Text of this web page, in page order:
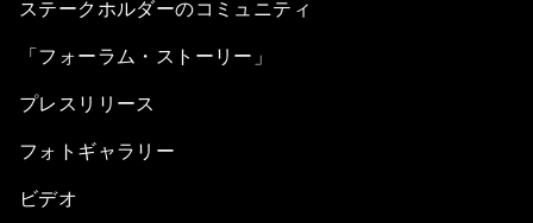
ステークホルダーのコミュニティ
「フォーラム・ストーリー」
プレスリリース
フォトギャラリー
ビデオ